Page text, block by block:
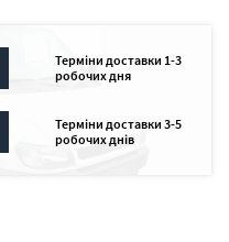
Терміни доставки 1-3
робочих дня
Терміни доставки 3-5
робочих днів